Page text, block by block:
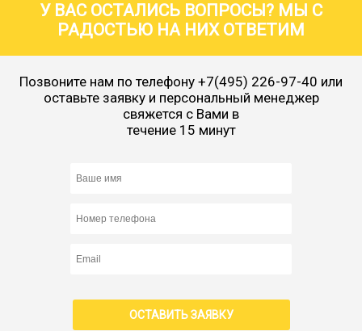
У ВАС ОСТАЛИСЬ ВОПРОСЫ? МЫ С
РАДОСТЬЮ НА НИХ ОТВЕТИМ
Позвоните нам по телефону +7(495) 226-97-40 или
оставьте заявку и персональный менеджер
свяжется с Вами в
течение 15 минут